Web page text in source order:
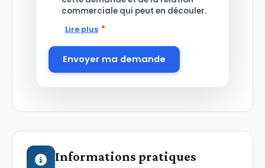
commerciale qui peut en découler.
Lire plus *
Envoyer ma demande
Informations pratiques